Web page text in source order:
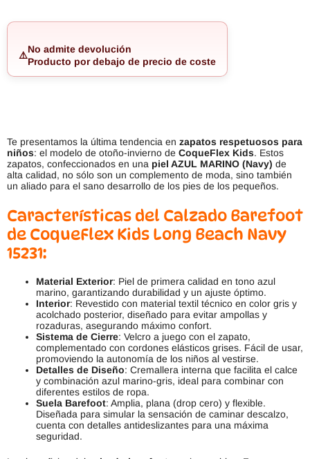
⚠️
No admite devolución
Producto por debajo de precio de coste
Te presentamos la última tendencia en zapatos respetuosos para
niños: el modelo de otoño-invierno de CoqueFlex Kids. Estos
zapatos, confeccionados en una piel AZUL MARINO (Navy) de
alta calidad, no sólo son un complemento de moda, sino también
un aliado para el sano desarrollo de los pies de los pequeños.
Características del Calzado Barefoot
de CoqueFlex Kids Long Beach Navy
15231:
Material Exterior: Piel de primera calidad en tono azul
marino, garantizando durabilidad y un ajuste óptimo.
Interior: Revestido con material textil técnico en color gris y
acolchado posterior, diseñado para evitar ampollas y
rozaduras, asegurando máximo confort.
Sistema de Cierre: Velcro a juego con el zapato,
complementado con cordones elásticos grises. Fácil de usar,
promoviendo la autonomía de los niños al vestirse.
Detalles de Diseño: Cremallera interna que facilita el calce
y combinación azul marino-gris, ideal para combinar con
diferentes estilos de ropa.
Suela Barefoot: Amplia, plana (drop cero) y flexible.
Diseñada para simular la sensación de caminar descalzo,
cuenta con detalles antideslizantes para una máxima
seguridad.